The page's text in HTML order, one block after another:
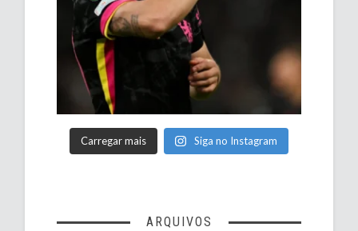
Carregar mais Siga no Instagram
ARQUIVOS